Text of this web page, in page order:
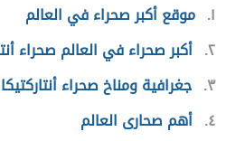
١ موقع أكبر صحراء في العالم
٢ أكبر صحراء في العالم صحراء
٣ جغرافية ومناخ صحراء أنتاركتيكا
٤ أهم صحارى العالم